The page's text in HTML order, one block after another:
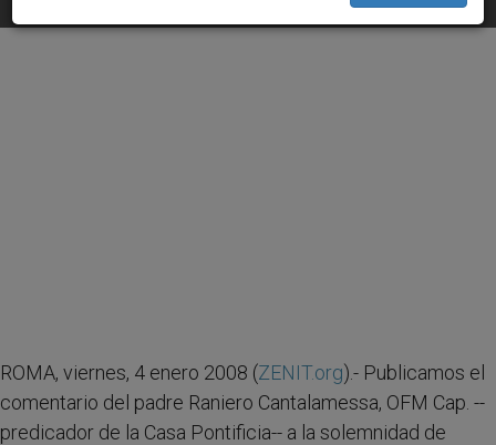
ROMA, viernes, 4 enero 2008 (ZENIT.org).- Publicamos el
comentario del padre Raniero Cantalamessa, OFM Cap. --
predicador de la Casa Pontificia-- a la solemnidad de